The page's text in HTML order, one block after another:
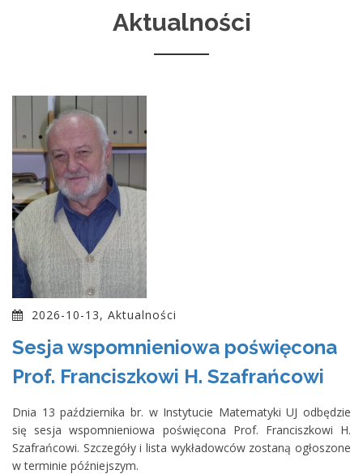
Aktualności
2026-10-13, Aktualności
Sesja wspomnieniowa poświęcona
Prof. Franciszkowi H. Szafrańcowi
Dnia 13 października br. w Instytucie Matematyki UJ odbędzie
się sesja wspomnieniowa poświęcona Prof. Franciszkowi H.
Szafrańcowi. Szczegóły i lista wykładowców zostaną ogłoszone
w terminie późniejszym.